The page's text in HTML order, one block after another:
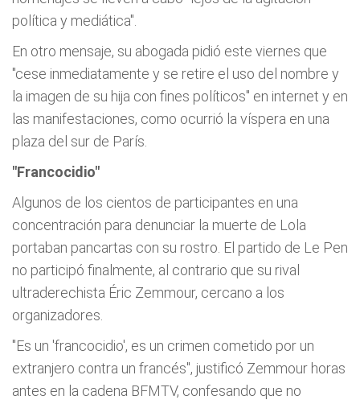
política y mediática".
En otro mensaje, su abogada pidió este viernes que
"cese inmediatamente y se retire el uso del nombre y
la imagen de su hija con fines políticos" en internet y en
las manifestaciones, como ocurrió la víspera en una
plaza del sur de París.
"Francocidio"
Algunos de los cientos de participantes en una
concentración para denunciar la muerte de Lola
portaban pancartas con su rostro. El partido de Le Pen
no participó finalmente, al contrario que su rival
ultraderechista Éric Zemmour, cercano a los
organizadores.
"Es un 'francocidio', es un crimen cometido por un
extranjero contra un francés", justificó Zemmour horas
antes en la cadena BFMTV, confesando que no